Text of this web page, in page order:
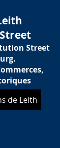
Street
de Leith